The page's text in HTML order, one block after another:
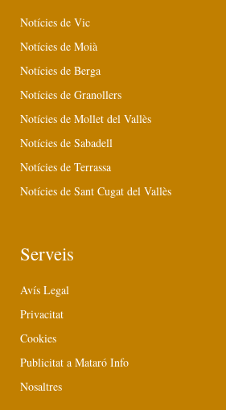
Notícies de Vic
Notícies de Moià
Notícies de Berga
Notícies de Granollers
Notícies de Mollet del Vallès
Notícies de Sabadell
Notícies de Terrassa
Notícies de Sant Cugat del Vallès
Serveis
Avís Legal
Privacitat
Cookies
Publicitat a Mataró Info
Nosaltres